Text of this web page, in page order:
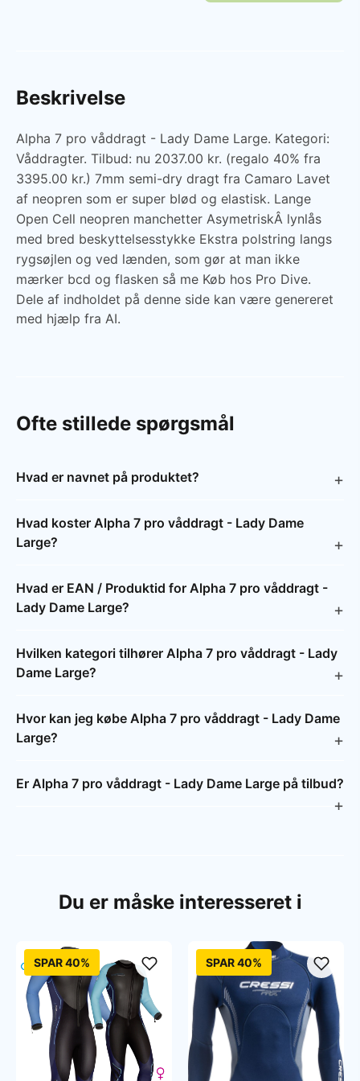
Beskrivelse
Alpha 7 pro våddragt - Lady Dame Large. Kategori:
Våddragter. Tilbud: nu 2037.00 kr. (regalo 40% fra
3395.00 kr.) 7mm semi-dry dragt fra Camaro Lavet
af neopren som er super blød og elastisk. Lange
Open Cell neopren manchetter AsymetriskÂ lynlås
med bred beskyttelsesstykke Ekstra polstring langs
rygsøjlen og ved lænden, som gør at man ikke
mærker bcd og flasken så me Køb hos Pro Dive.
Dele af indholdet på denne side kan være genereret
med hjælp fra AI.
Ofte stillede spørgsmål
Hvad er navnet på produktet?
Hvad koster Alpha 7 pro våddragt - Lady Dame
Large?
Hvad er EAN / Produktid for Alpha 7 pro våddragt -
Lady Dame Large?
Hvilken kategori tilhører Alpha 7 pro våddragt - Lady
Dame Large?
Hvor kan jeg købe Alpha 7 pro våddragt - Lady Dame
Large?
Er Alpha 7 pro våddragt - Lady Dame Large på tilbud?
Du er måske interesseret i
SPAR 40% SPAR 40%